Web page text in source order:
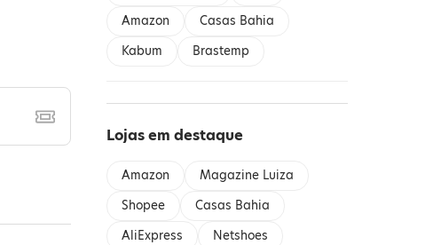
Amazon
Casas Bahia
Kabum
Brastemp
Lojas em destaque
Amazon
Magazine Luiza
Shopee
Casas Bahia
AliExpress
Netshoes